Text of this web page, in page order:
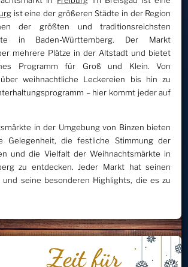
ist eine der größeren Städte in der Region
der größten und traditionsreichsten
in Baden-Württemberg. Der Markt
mehrere Plätze in der Altstadt und bietet
Programm für Groß und Klein. Von
weihnachtliche Leckereien bis hin zu
– hier kommt jeder auf
in der Umgebung von Binzen bieten
Gelegenheit, die festliche Stimmung der
und die Vielfalt der Weihnachtsmärkte in
zu entdecken. Jeder Markt hat seinen
und seine besonderen Highlights, die es zu